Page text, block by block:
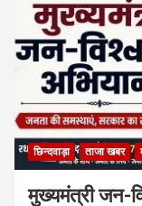
छिन्दवाड़ा ताजा खबर
मुख्यमंत्री जन-